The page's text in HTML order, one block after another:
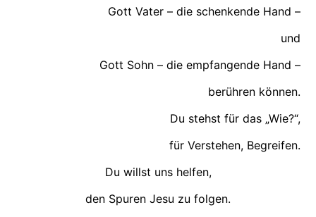
Gott Vater – die schenkende Hand –
und
Gott Sohn – die empfangende Hand –
berühren können.
Du stehst für das „Wie?“,
für Verstehen, Begreifen.
Du willst uns helfen,
den Spuren Jesu zu folgen.